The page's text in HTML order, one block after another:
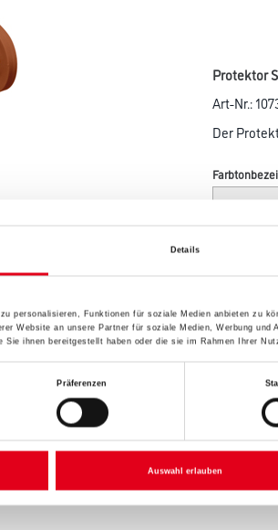
Details
personalisieren, Funktionen für soziale Medien anbieten zu
Website an unsere Partner für soziale Medien, Werbung
ihnen bereitgestellt haben oder die sie im Rahmen Ihrer
Präferenzen
Auswahl erlauben
Protektor
Art-Nr.:
Der
Gebinde